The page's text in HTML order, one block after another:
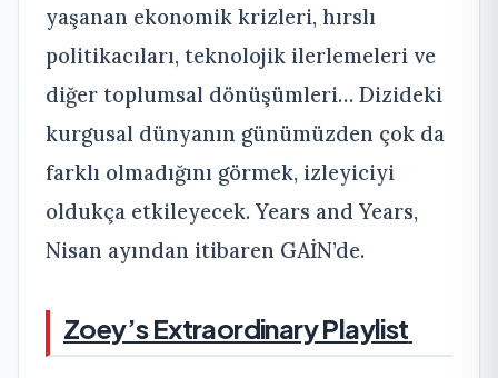
yaşanan ekonomik krizleri, hırslı
politikacıları, teknolojik ilerlemeleri ve
diğer toplumsal dönüşümleri… Dizideki
kurgusal dünyanın günümüzden çok da
farklı olmadığını görmek, izleyiciyi
oldukça etkileyecek. Years and Years,
Nisan ayından itibaren GAİN’de.
Zoey’s Extraordinary Playlist